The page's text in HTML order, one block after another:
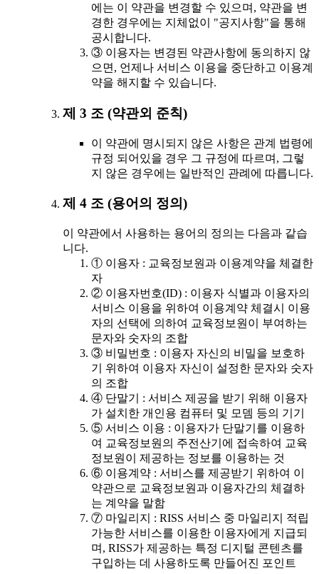
에는 이 약관을 변경할 수 있으며, 약관을 변
경한 경우에는 지체없이 "공지사항"을 통해
공시합니다.
③ 이용자는 변경된 약관사항에 동의하지 않
으면, 언제나 서비스 이용을 중단하고 이용계
약을 해지할 수 있습니다.
제 3 조 (약관외 준칙)
이 약관에 명시되지 않은 사항은 관계 법령에
규정 되어있을 경우 그 규정에 따르며, 그렇
지 않은 경우에는 일반적인 관례에 따릅니다.
제 4 조 (용어의 정의)
이 약관에서 사용하는 용어의 정의는 다음과 같습
니다.
① 이용자 : 교육정보원과 이용계약을 체결한
자
② 이용자번호(ID) : 이용자 식별과 이용자의
서비스 이용을 위하여 이용계약 체결시 이용
자의 선택에 의하여 교육정보원이 부여하는
문자와 숫자의 조합
③ 비밀번호 : 이용자 자신의 비밀을 보호하
기 위하여 이용자 자신이 설정한 문자와 숫자
의 조합
④ 단말기 : 서비스 제공을 받기 위해 이용자
가 설치한 개인용 컴퓨터 및 모뎀 등의 기기
⑤ 서비스 이용 : 이용자가 단말기를 이용하
여 교육정보원의 주전산기에 접속하여 교육
정보원이 제공하는 정보를 이용하는 것
⑥ 이용계약 : 서비스를 제공받기 위하여 이
약관으로 교육정보원과 이용자간의 체결하
는 계약을 말함
⑦ 마일리지 : RISS 서비스 중 마일리지 적립
가능한 서비스를 이용한 이용자에게 지급되
며, RISS가 제공하는 특정 디지털 콘텐츠를
구입하는 데 사용하도록 만들어진 포인트